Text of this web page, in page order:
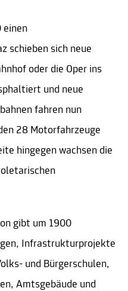
einen
schieben sich neue
oder die Oper ins
und neue
fahren nun
28 Motorfahrzeuge
hingegen wachsen die
gibt um 1900
Infrastrukturprojekte
und Bürgerschulen,
Amtsgebäude und